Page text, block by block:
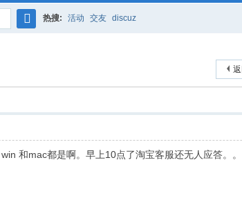
热搜: 活动 交友 discuz
和mac都是啊。早上10点了淘宝客服还无人应答。